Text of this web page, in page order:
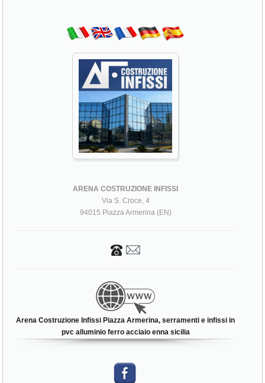
ARENA COSTRUZIONE INFISSI
Via S. Croce, 4
94015 Piazza Armerina (EN)
Arena Costruzione Infissi Piazza Armerina, serramenti e infissi in
pvc alluminio ferro acciaio enna sicilia